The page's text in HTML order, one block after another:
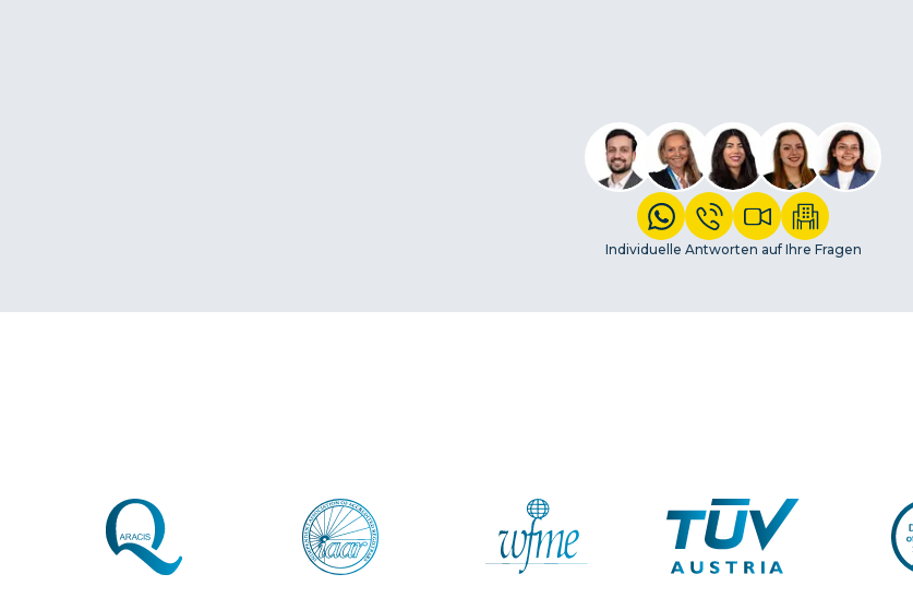
Individuelle Antworten auf Ihre Fragen